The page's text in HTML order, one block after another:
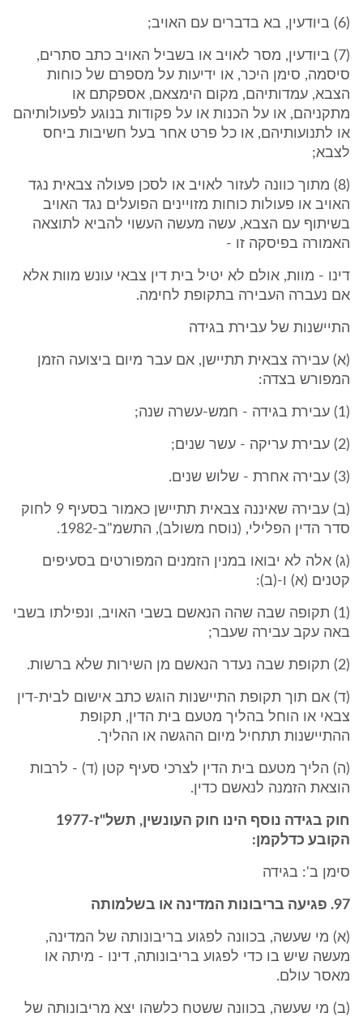
(6) ביודעין, בא בדברים עם האויב;
(7) ביודעין, מסר לאויב או בשביל האויב כתב סתרים,
סיסמה, סימן היכר, או ידיעות על מספרם של כוחות
הצבא, עמדותיהם, מקום הימצאם, אספקתם או
מתקניהם, או על הכנות או על פקודות בנוגע לפעולותיהם
או לתנועותיהם, או כל פרט אחר בעל חשיבות ביחס
לצבא;
(8) מתוך כוונה לעזור לאויב או לסכן פעולה צבאית נגד
האויב או פעולות כוחות מזויינים הפועלים נגד האויב
בשיתוף עם הצבא, עשה מעשה העשוי להביא לתוצאה
האמורה בפיסקה זו -
דינו - מוות, אולם לא יטיל בית דין צבאי עונש מוות אלא
אם נעברה העבירה בתקופת לחימה.
התיישנות של עבירת בגידה
(א) עבירה צבאית תתיישן, אם עבר מיום ביצועה הזמן
המפורש בצדה:
(1) עבירת בגידה - חמש-עשרה שנה;
(2) עבירת עריקה - עשר שנים;
(3) עבירה אחרת - שלוש שנים.
(ב) עבירה שאיננה צבאית תתיישן כאמור בסעיף 9 לחוק
סדר הדין הפלילי, (נוסח משולב), התשמ"ב-1982.
(ג) אלה לא יבואו במנין הזמנים המפורטים בסעיפים
קטנים (א) ו-(ב):
(1) תקופה שבה שהה הנאשם בשבי האויב, ונפילתו בשבי
באה עקב עבירה שעבר;
(2) תקופת שבה נעדר הנאשם מן השירות שלא ברשות.
(ד) אם תוך תקופת התיישנות הוגש כתב אישום לבית-דין
צבאי או הוחל בהליך מטעם בית הדין, תקופת
ההתיישנות תתחיל מיום ההגשה או ההליך.
(ה) הליך מטעם בית הדין לצרכי סעיף קטן (ד) - לרבות
הוצאת הזמנה לנאשם כדין.
חוק בגידה נוסף הינו חוק העונשין, תשל"ז-1977
הקובע כדלקמן:
סימן ב': בגידה
97. פגיעה בריבונות המדינה או בשלמותה
(א) מי שעשה, בכוונה לפגוע בריבונותה של המדינה,
מעשה שיש בו כדי לפגוע בריבונותה, דינו - מיתה או
מאסר עולם.
(ב) מי שעשה, בכוונה ששטח כלשהו יצא מריבונותה של